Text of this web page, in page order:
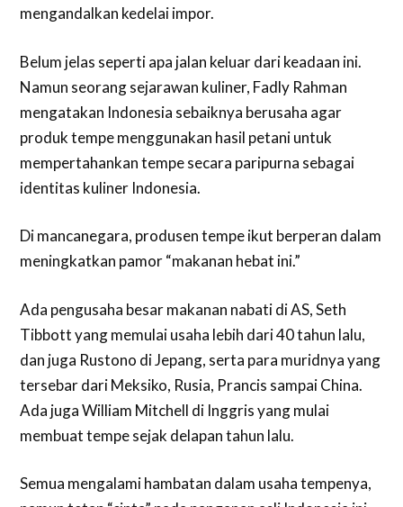
mengandalkan kedelai impor.
Belum jelas seperti apa jalan keluar dari keadaan ini.
Namun seorang sejarawan kuliner, Fadly Rahman
mengatakan Indonesia sebaiknya berusaha agar
produk tempe menggunakan hasil petani untuk
mempertahankan tempe secara paripurna sebagai
identitas kuliner Indonesia.
Di mancanegara, produsen tempe ikut berperan dalam
meningkatkan pamor “makanan hebat ini.”
Ada pengusaha besar makanan nabati di AS, Seth
Tibbott yang memulai usaha lebih dari 40 tahun lalu,
dan juga Rustono di Jepang, serta para muridnya yang
tersebar dari Meksiko, Rusia, Prancis sampai China.
Ada juga William Mitchell di Inggris yang mulai
membuat tempe sejak delapan tahun lalu.
Semua mengalami hambatan dalam usaha tempenya,